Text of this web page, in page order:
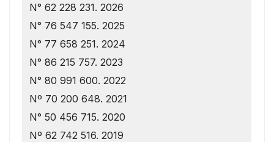
N° 62 228 231. 2026
N° 76 547 155. 2025
N° 77 658 251. 2024
N° 86 215 757. 2023
N° 80 991 600. 2022
Nº 70 200 648. 2021
N° 50 456 715. 2020
Nº 62 742 516. 2019